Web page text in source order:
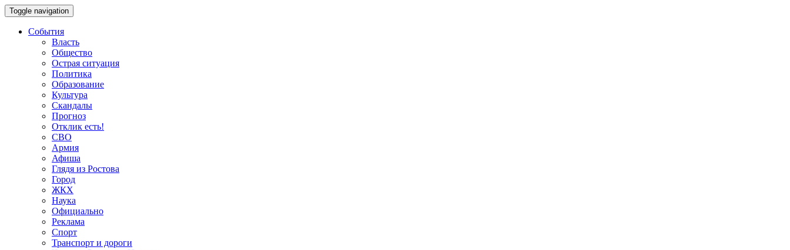
Toggle navigation
События
Власть
Общество
Острая ситуация
Политика
Образование
Культура
Скандалы
Прогноз
Отклик есть!
СВО
Армия
Афиша
Глядя из Ростова
Город
ЖКХ
Наука
Официально
Реклама
Спорт
Транспорт и дороги